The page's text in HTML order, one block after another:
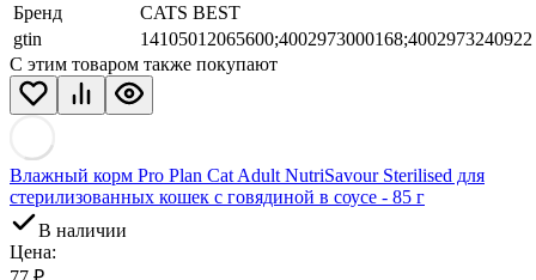
Бренд
CATS BEST
gtin
14105012065600;4002973000168;4002973240922
С этим товаром также покупают
Влажный корм Pro Plan Cat Adult NutriSavour Sterilised для
стерилизованных кошек с говядиной в соусе - 85 г
В наличии
Цена: